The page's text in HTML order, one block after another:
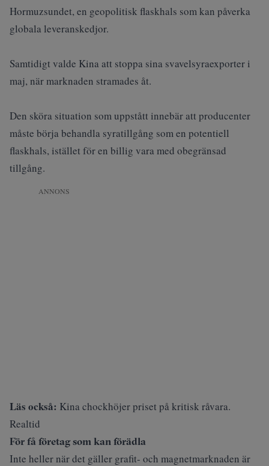
Hormuzsundet, en geopolitisk flaskhals som kan påverka
globala leveranskedjor.
Samtidigt valde Kina att stoppa sina svavelsyraexporter i
maj, när marknaden stramades åt.
Den sköra situation som uppstått innebär att producenter
måste börja behandla syratillgång som en potentiell
flaskhals, istället för en billig vara med obegränsad
tillgång.
ANNONS
Läs också: Kina chockhöjer priset på kritisk råvara.
Realtid
För få företag som kan förädla
Inte heller när det gäller grafit- och magnetmarknaden är